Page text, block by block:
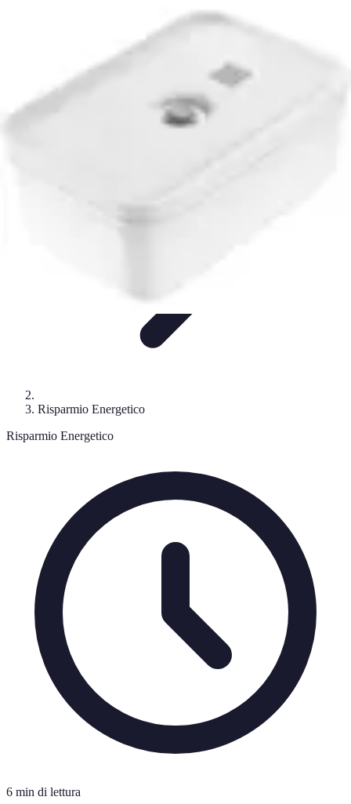
Risparmio Energetico Tendenze
Guida
Compra Elettro
Risparmio Energetico
Risparmio Energetico
6 min di lettura